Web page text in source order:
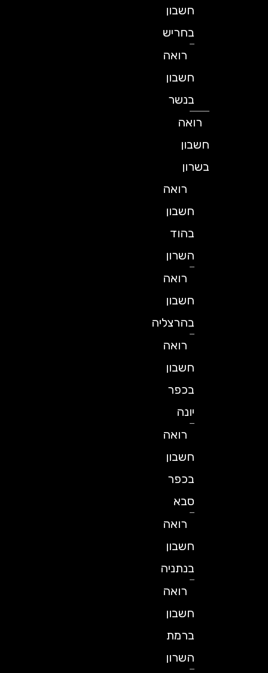
חשבון
בחריש
רואה
חשבון
בנשר
רואה
חשבון
בשרון
רואה
חשבון
בהוד
השרון
רואה
חשבון
בהרצליה
רואה
חשבון
בכפר
רואה
חשבון
בכפר
רואה
חשבון
בנתניה
רואה
חשבון
ברמת
השרון